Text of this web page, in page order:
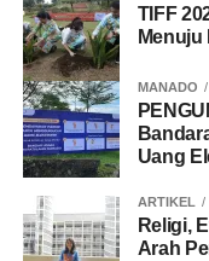
TIFF
MANADO
Uang
ARTIKEL
Religi,
Arah